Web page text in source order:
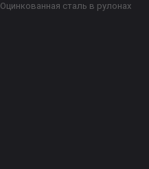
Оцинкованная сталь в рулонах